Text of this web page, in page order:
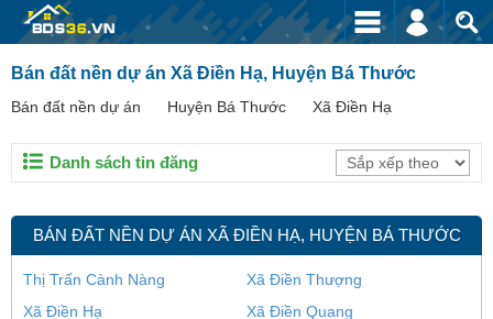
Bán đất nền dự án Xã Điền Hạ, Huyện Bá Thước
Bán đất nền dự án Huyện Bá Thước Xã Điền Hạ
Danh sách tin đăng
BÁN ĐẤT NỀN DỰ ÁN XÃ ĐIỀN HẠ, HUYỆN BÁ THƯỚC
Thị Trấn Cành Nàng
Xã Điền Thượng
Xã Điền Hạ
Xã Điền Quang